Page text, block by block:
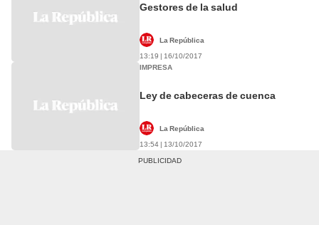
Gestores de la salud
La República
13:19 | 16/10/2017
IMPRESA
Ley de cabeceras de cuenca
La República
13:54 | 13/10/2017